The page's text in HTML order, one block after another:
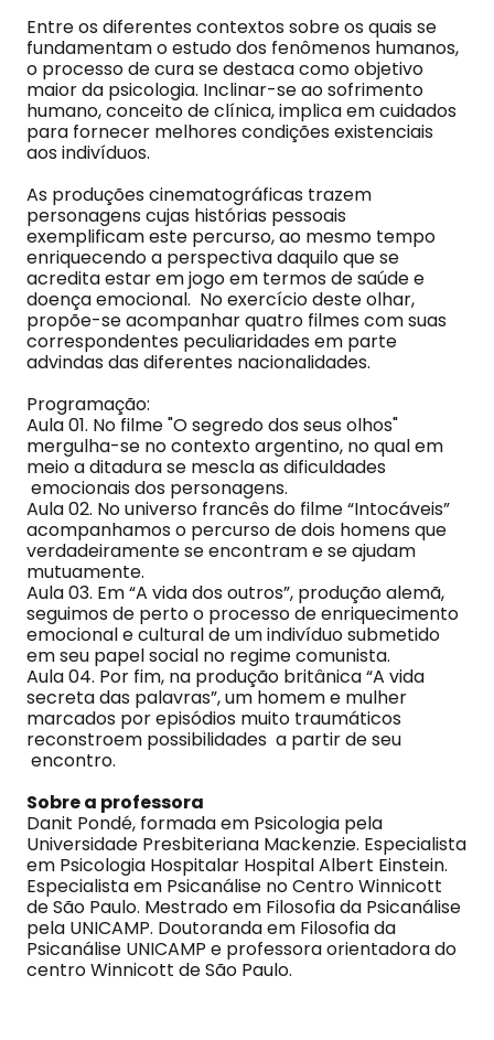
Entre os diferentes contextos sobre os quais se
fundamentam o estudo dos fenômenos humanos,
o processo de cura se destaca como objetivo
maior da psicologia. Inclinar-se ao sofrimento
humano, conceito de clínica, implica em cuidados
para fornecer melhores condições existenciais
aos indivíduos.
As produções cinematográficas trazem
personagens cujas histórias pessoais
exemplificam este percurso, ao mesmo tempo
enriquecendo a perspectiva daquilo que se
acredita estar em jogo em termos de saúde e
doença emocional. No exercício deste olhar,
propõe-se acompanhar quatro filmes com suas
correspondentes peculiaridades em parte
advindas das diferentes nacionalidades.
Programação:
Aula 01. No filme "O segredo dos seus olhos"
mergulha-se no contexto argentino, no qual em
meio a ditadura se mescla as dificuldades
emocionais dos personagens.
Aula 02. No universo francês do filme “Intocáveis”
acompanhamos o percurso de dois homens que
verdadeiramente se encontram e se ajudam
mutuamente.
Aula 03. Em “A vida dos outros”, produção alemã,
seguimos de perto o processo de enriquecimento
emocional e cultural de um indivíduo submetido
em seu papel social no regime comunista.
Aula 04. Por fim, na produção britânica “A vida
secreta das palavras”, um homem e mulher
marcados por episódios muito traumáticos
reconstroem possibilidades a partir de seu
encontro.
Sobre a professora
Danit Pondé, formada em Psicologia pela
Universidade Presbiteriana Mackenzie. Especialista
em Psicologia Hospitalar Hospital Albert Einstein.
Especialista em Psicanálise no Centro Winnicott
de São Paulo. Mestrado em Filosofia da Psicanálise
pela UNICAMP. Doutoranda em Filosofia da
Psicanálise UNICAMP e professora orientadora do
centro Winnicott de São Paulo.